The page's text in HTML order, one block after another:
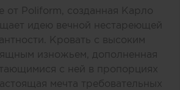
от Poliform
, созданная Карло
идею вечной нестареющей
Кровать с высоким
изножьем, дополненная
с ней в пропорциях
мечта требовательных